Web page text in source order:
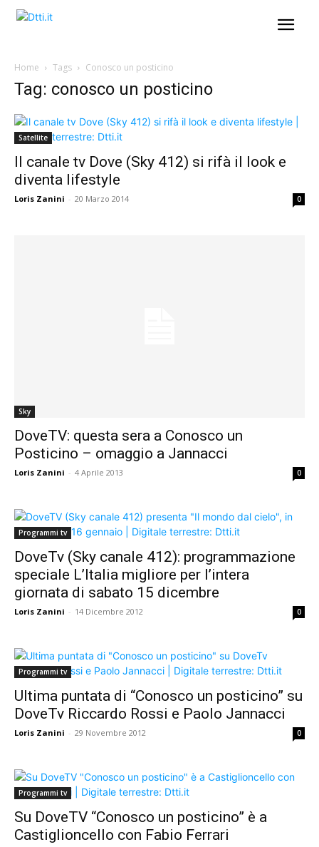
Home Tags Conosco un posticino
Tag: conosco un posticino
Satellite
Il canale tv Dove (Sky 412) si rifà il look e
diventa lifestyle
Loris Zanini - 20 Marzo 2014 0
Sky
DoveTV: questa sera a Conosco un
Posticino – omaggio a Jannacci
Loris Zanini - 4 Aprile 2013 0
Programmi tv
DoveTv (Sky canale 412): programmazione
speciale L’Italia migliore per l’intera
giornata di sabato 15 dicembre
Loris Zanini - 14 Dicembre 2012 0
Programmi tv
Ultima puntata di “Conosco un posticino” su
DoveTv Riccardo Rossi e Paolo Jannacci
Loris Zanini - 29 Novembre 2012 0
Programmi tv
Su DoveTV “Conosco un posticino” è a
Castiglioncello con Fabio Ferrari